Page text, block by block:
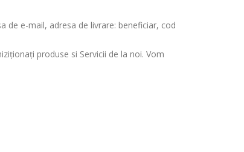
de e-mail, adresa de livrare: beneficiar, cod
produse si Servicii de la noi. Vom